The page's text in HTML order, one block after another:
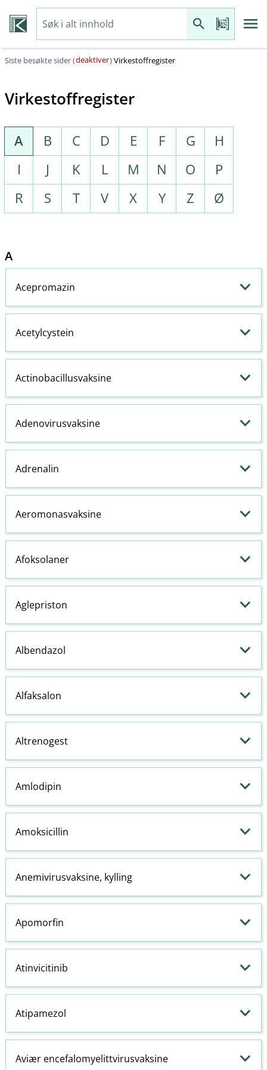
Siste besøkte sider (deaktiver)Virkestoffregister
Virkestoffregister
A B C D E F G
H
I
J K L M N O
P
R
S T V X Y Z Ø
A
Acepromazin
Acetylcystein
Actinobacillusvaksine
Adenovirusvaksine
Adrenalin
Aeromonasvaksine
Afoksolaner
Aglepriston
Albendazol
Alfaksalon
Altrenogest
Amlodipin
Amoksicillin
Anemivirusvaksine, kylling
Apomorfin
Atinvicitinib
Atipamezol
Aviær encefalomyelittvirusvaksine